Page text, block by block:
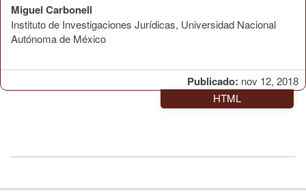
Publicado: nov 12, 2018
Miguel Carbonell
Instituto de Investigaciones Jurídicas, Universidad Nacional
Autónoma de México
HTML